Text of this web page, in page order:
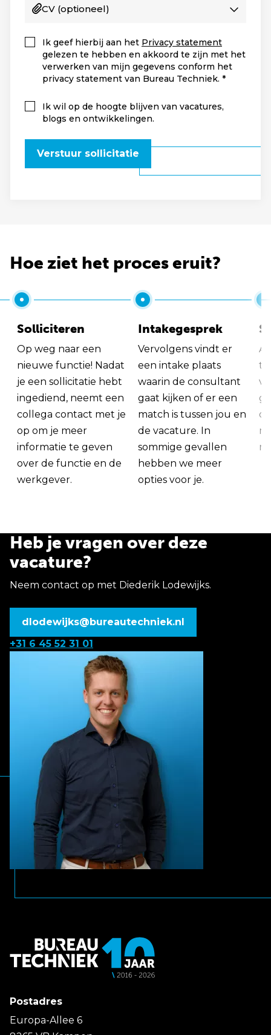
CV (optioneel)
Ik geef hierbij aan het Privacy statement
gelezen te hebben en akkoord te zijn met het
verwerken van mijn gegevens conform het
privacy statement van Bureau Techniek.
Ik wil op de hoogte blijven van vacatures,
blogs en ontwikkelingen.
Verstuur sollicitatie
Hoe ziet het proces eruit?
Solliciteren
Op weg naar een
nieuwe functie! Nadat
je een sollicitatie hebt
ingediend, neemt een
collega contact met je
op om je meer
informatie te geven
over de functie en de
werkgever.
Intakegesprek
Vervolgens vindt er
een intake plaats
waarin de consultant
gaat kijken of er een
match is tussen jou en
de vacature. In
sommige gevallen
hebben we meer
opties voor je.
Heb je vragen over deze
vacature?
Neem contact op met Diederik Lodewijks.
dlodewijks@bureautechniek.nl
+31 6 45 52 31 01
Postadres
Europa-Allee 6